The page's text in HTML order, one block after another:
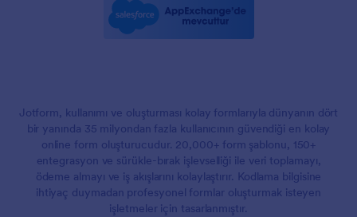
Jotform, kullanımı ve oluşturması kolay formlarıyla dünyanın dört
bir yanında 35 milyondan fazla kullanıcının güvendiği en kolay
online form oluşturucudur. 20,000+ form şablonu, 150+
entegrasyon ve sürükle-bırak işlevselliği ile veri toplamayı,
ödeme almayı ve iş akışlarını kolaylaştırır. Kodlama bilgisine
ihtiyaç duymadan profesyonel formlar oluşturmak isteyen
işletmeler için tasarlanmıştır.